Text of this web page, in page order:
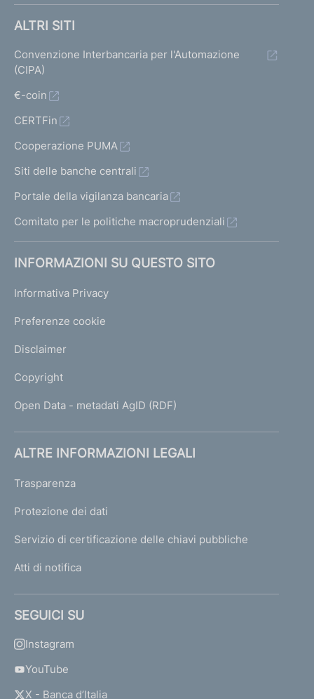
ALTRI SITI
Convenzione Interbancaria per l'Automazione
(CIPA)
€-coin
CERTFin
Cooperazione PUMA
Siti delle banche centrali
Portale della vigilanza bancaria
Comitato per le politiche macroprudenziali
INFORMAZIONI SU QUESTO SITO
Informativa Privacy
Preferenze cookie
Disclaimer
Copyright
Open Data - metadati AgID (RDF)
ALTRE INFORMAZIONI LEGALI
Trasparenza
Protezione dei dati
Servizio di certificazione delle chiavi pubbliche
Atti di notifica
SEGUICI SU
Instagram
YouTube
X - Banca d’Italia